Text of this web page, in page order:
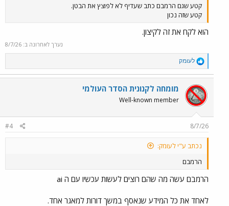
קטע שגם הרמבם כתב שעדיף לא לפוצץ את הבטן.
קטע שזה נכון
הוא לקח את זה לקיצון.
נערך לאחרונה ב: 8/7/26
R
e
a
c
t
i
o
s
לעומק
מומחה לקנונית הסדר העולמי
Well-known member
8/7/26
#4
נכתב ע"י לעומק:
הרמבם
הרמבם עשה מה שהם רוצים לעשות עכשיו עם ה ai
לאחד את כל המידע שנאסף במשך דורות למאגר אחד.